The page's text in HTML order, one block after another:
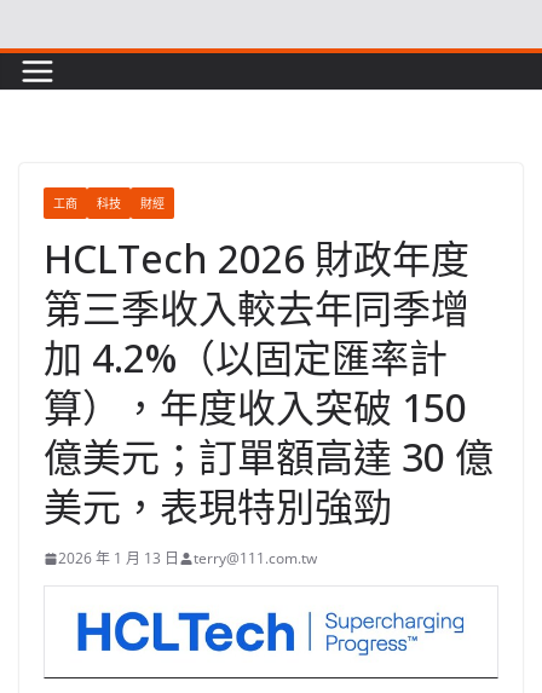
to
content
工商 科技 財經
HCLTech 2026 財政年度
第三季收入較去年同季增
加 4.2%（以固定匯率計
算），年度收入突破 150
億美元；訂單額高達 30 億
美元，表現特別強勁
2026 年 1 月 13 日 terry@111.com.tw